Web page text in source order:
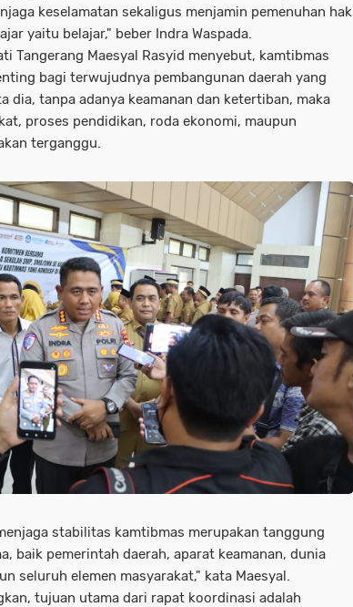
keselamatan sekaligus menjamin pemenuhan hak
yaitu belajar," beber Indra Waspada.
Tangerang Maesyal Rasyid menyebut, kamtibmas
bagi terwujudnya pembangunan daerah yang
dia, tanpa adanya keamanan dan ketertiban, maka
proses pendidikan, roda ekonomi, maupun
terganggu.
stabilitas kamtibmas merupakan tanggung
baik pemerintah daerah, aparat keamanan, dunia
seluruh elemen masyarakat," kata Maesyal.
tujuan utama dari rapat koordinasi adalah